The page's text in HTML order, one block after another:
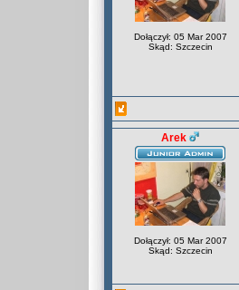
Dołączył: 05 Mar 2007
Skąd: Szczecin
Arek
Dołączył: 05 Mar 2007
Skąd: Szczecin